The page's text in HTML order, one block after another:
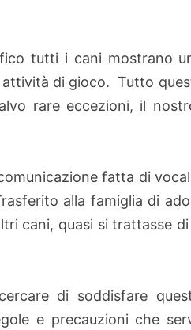
tutti i cani mostrano
attività di gioco. Tutto
rare eccezioni, il
fatta di
alla famiglia di
cani, quasi si trattasse
di soddisfare
e precauzioni che